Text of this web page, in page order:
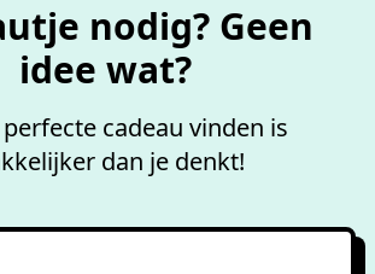
nodig? Geen
idee wat?
cadeau vinden is
dan je denkt!